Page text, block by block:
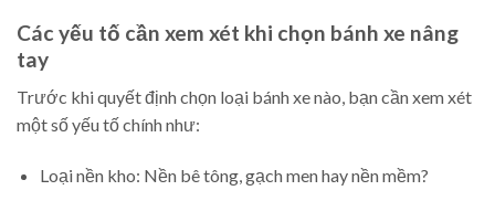
Các yếu tố cần xem xét khi chọn bánh xe nâng
tay
Trước khi quyết định chọn loại bánh xe nào, bạn cần xem xét
một số yếu tố chính như:
Loại nền kho: Nền bê tông, gạch men hay nền mềm?